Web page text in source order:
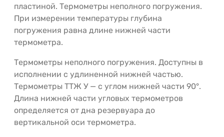
пластиной. Термометры неполного погружения.
При измерении температуры глубина
погружения равна длине нижней части
термометра.
Термометры неполного погружения. Доступны в
исполнении с удлиненной нижней частью.
Термометры ТТЖ У — с углом нижней части 90°.
Длина нижней части угловых термометров
определяется от дна резервуара до
вертикальной оси термометра.